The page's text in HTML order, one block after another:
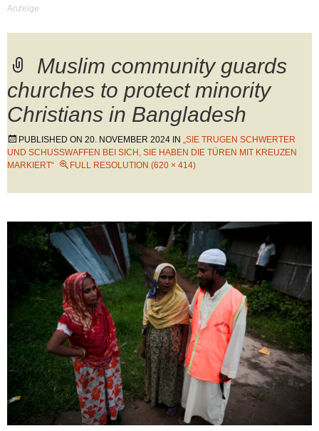
Muslim community guards
churches to protect minority
Christians in Bangladesh
PUBLISHED ON 20. NOVEMBER 2024 IN „SIE TRUGEN SCHWERTER
UND SCHUSSWAFFEN BEI SICH, SIE HABEN DIE TÜREN MIT KREUZEN
MARKIERT“
FULL RESOLUTION (620 × 414)